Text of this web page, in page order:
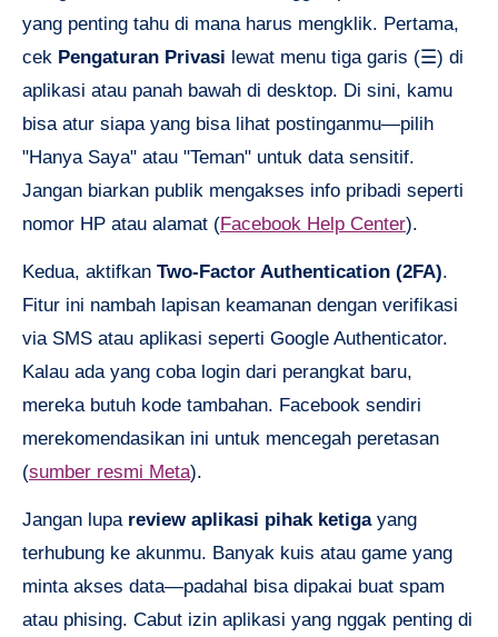
yang penting tahu di mana harus mengklik. Pertama,
cek Pengaturan Privasi lewat menu tiga garis (☰) di
aplikasi atau panah bawah di desktop. Di sini, kamu
bisa atur siapa yang bisa lihat postinganmu—pilih
"Hanya Saya" atau "Teman" untuk data sensitif.
Jangan biarkan publik mengakses info pribadi seperti
nomor HP atau alamat (Facebook Help Center).
Kedua, aktifkan Two-Factor Authentication (2FA).
Fitur ini nambah lapisan keamanan dengan verifikasi
via SMS atau aplikasi seperti Google Authenticator.
Kalau ada yang coba login dari perangkat baru,
mereka butuh kode tambahan. Facebook sendiri
merekomendasikan ini untuk mencegah peretasan
(sumber resmi Meta).
Jangan lupa review aplikasi pihak ketigayang
terhubung ke akunmu. Banyak kuis atau game yang
minta akses data—padahal bisa dipakai buat spam
atau phising. Cabut izin aplikasi yang nggak penting di